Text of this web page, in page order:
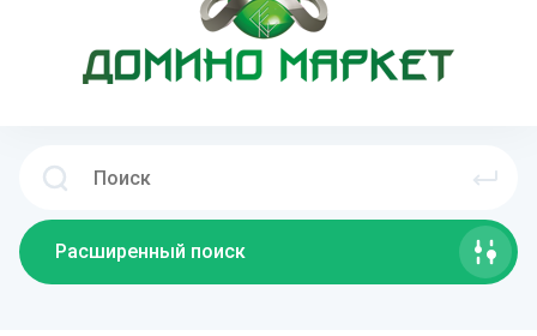
Расширенный поиск